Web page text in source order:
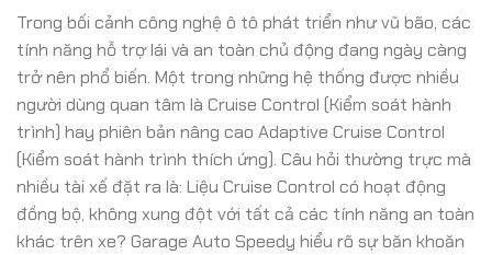
Trong bối cảnh công nghệ ô tô phát triển như vũ bão, các
tính năng hỗ trợ lái và an toàn chủ động đang ngày càng
trở nên phổ biến. Một trong những hệ thống được nhiều
người dùng quan tâm là Cruise Control (Kiểm soát hành
trình) hay phiên bản nâng cao Adaptive Cruise Control
(Kiểm soát hành trình thích ứng). Câu hỏi thường trực mà
nhiều tài xế đặt ra là: Liệu Cruise Control có hoạt động
đồng bộ, không xung đột với tất cả các tính năng an toàn
khác trên xe? Garage Auto Speedy hiểu rõ sự băn khoăn